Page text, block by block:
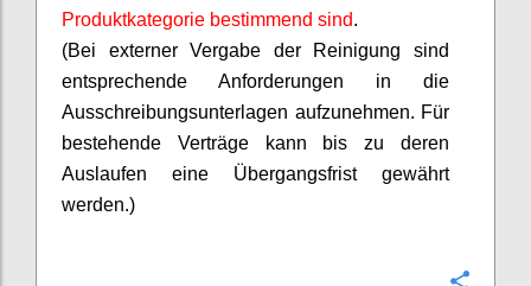
Produktkategorie bestimmend sind.
(Bei externer Vergabe der Reinigung sind
entsprechende Anforderungen in die
Ausschreibungsunterlagen aufzunehmen. Für
bestehende Verträge kann bis zu deren
Auslaufen eine Übergangsfrist gewährt
werden.)